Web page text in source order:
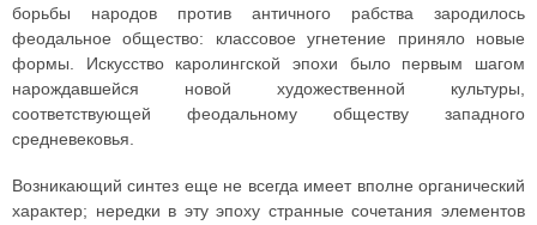
борьбы народов против античного рабства зародилось
феодальное общество: классовое угнетение приняло новые
формы. Искусство каролингской эпохи было первым шагом
нарождавшейся новой художественной культуры,
соответствующей феодальному обществу западного
средневековья.
Возникающий синтез еще не всегда имеет вполне органический
характер; нередки в эту эпоху странные сочетания элементов